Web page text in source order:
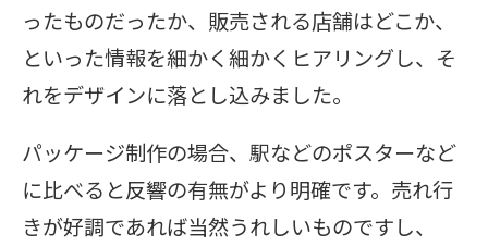
ったものだったか、販売される店舗はどこか、
といった情報を細かく細かくヒアリングし、そ
れをデザインに落とし込みました。
パッケージ制作の場合、駅などのポスターなど
に比べると反響の有無がより明確です。売れ行
きが好調であれば当然うれしいものですし、